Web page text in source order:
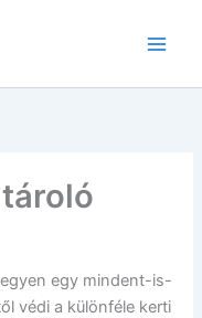
egy mindent-is-
védi a különféle kerti